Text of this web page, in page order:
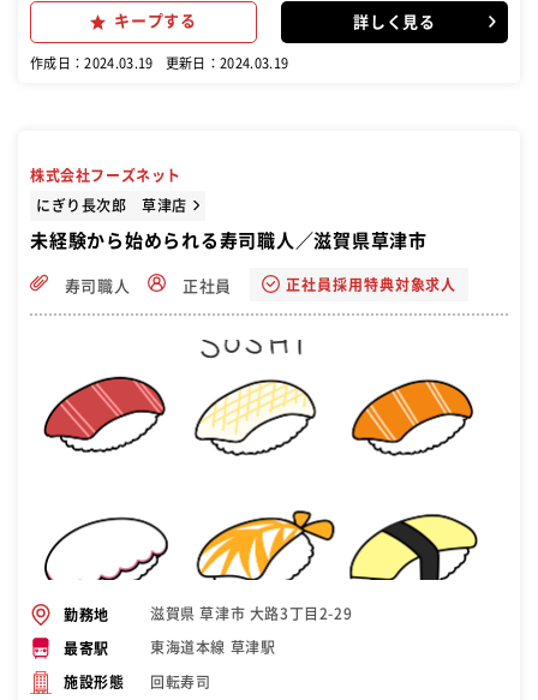
ださい。 入社時研修、接客・調理に関するオペレーション研修でしっ
かり基本を身に付けることができますので、初心者の方も安心です。
ただきます。 そして、寿司に関する知識と技術を店舗で身に付けてい
スキルは、本部で開催する役割別研修で学んでいただきます。筆記試
験と面接を見事合格されましたら、昇格することができます。 新人ト
テナンス、利益管理、部下育成など、店長の仕事は多岐に渡ります
様に長く愛されるお店作りをしていただきます。 お店の仲間と力を合
わせて、海座のファンを増やしたい方、大募集中です！
キープする 詳しく見る
作成日：2024.03.19 更新日：2024.03.19
株式会社フーズネット
にぎり長次郎 草津店
未経験から始められる寿司職人／滋賀県草津市
寿司職人 正社員 正社員採用特典対象求人
勤務地 滋賀県 草津市 大路3丁目2-29
最寄駅 東海道本線 草津駅
施設形態 回転寿司